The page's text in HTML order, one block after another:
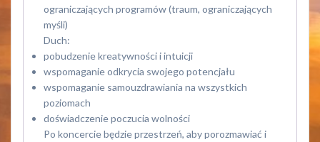
ograniczających programów (traum, ograniczających
myśli)
Duch:
pobudzenie kreatywności i intuicji
wspomaganie odkrycia swojego potencjału
wspomaganie samouzdrawiania na wszystkich
poziomach
doświadczenie poczucia wolności
Po koncercie będzie przestrzeń, aby porozmawiać i